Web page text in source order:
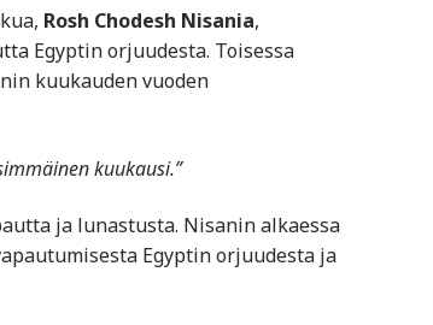
Rosh Chodesh Nisania,
Egyptin orjuudesta. Toisessa
kuukauden vuoden
kuukausi.”
ja lunastusta. Nisanin alkaessa
Egyptin orjuudesta ja